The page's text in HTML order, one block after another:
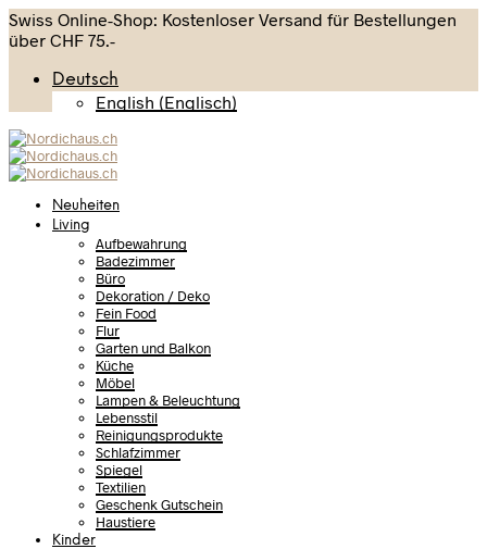
Swiss Online-Shop: Kostenloser Versand für Bestellungen
über CHF 75.-
Deutsch
English (Englisch)
Neuheiten
Living
Aufbewahrung
Badezimmer
Büro
Dekoration / Deko
Fein Food
Flur
Garten und Balkon
Küche
Möbel
Lampen & Beleuchtung
Lebensstil
Reinigungsprodukte
Schlafzimmer
Spiegel
Textilien
Geschenk Gutschein
Haustiere
Kinder